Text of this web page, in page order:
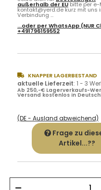
außerhalb der EUbitte per e-
kontakt@yerd.de kurz mit uns
Verbindung ...
...oder perWhatsApp (NUR
+491796159552
KNAPPER LAGERBESTAND
aktuelle Lieferzeit: 1 - 3
Ab 250,-€ Lagerverkaufs-
Versand kostenlos in
(DE - Ausland abweichend)
Frage zu
Artikel...??